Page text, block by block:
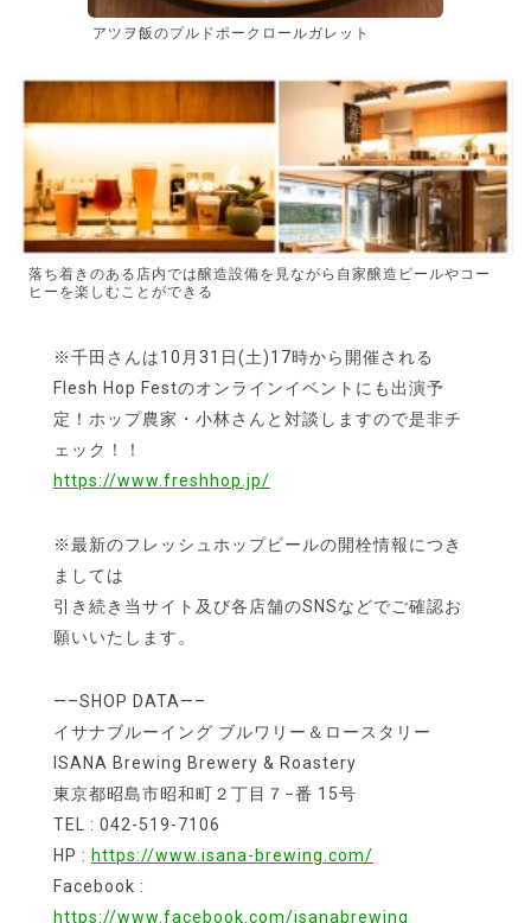
アツヲ飯のプルドポークロールガレット
落ち着きのある店内では醸造設備を見ながら自家醸造ビールやコー
ヒーを楽しむことができる
※千田さんは10月31日(土)17時から開催される
Flesh Hop Festのオンラインイベントにも出演予
定！ホップ農家・小林さんと対談しますので是非チ
ェック！！
https://www.freshhop.jp/
※最新のフレッシュホップビールの開栓情報につき
ましては
引き続き当サイト及び各店舗のSNSなどでご確認お
願いいたします。
—–SHOP DATA—–
イサナブルーイング ブルワリー＆ロースタリー
ISANA Brewing Brewery & Roastery
東京都昭島市昭和町２丁目７−番 15号
TEL : 042-519-7106
HP : https://www.isana-brewing.com/
Facebook :
https://www.facebook.com/isanabrewing